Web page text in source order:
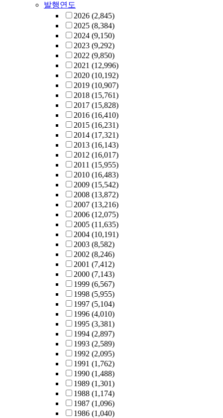
발행연도
2026 (2,845)
2025 (8,384)
2024 (9,150)
2023 (9,292)
2022 (9,850)
2021 (12,996)
2020 (10,192)
2019 (10,907)
2018 (15,761)
2017 (15,828)
2016 (16,410)
2015 (16,231)
2014 (17,321)
2013 (16,143)
2012 (16,017)
2011 (15,955)
2010 (16,483)
2009 (15,542)
2008 (13,872)
2007 (13,216)
2006 (12,075)
2005 (11,635)
2004 (10,191)
2003 (8,582)
2002 (8,246)
2001 (7,412)
2000 (7,143)
1999 (6,567)
1998 (5,955)
1997 (5,104)
1996 (4,010)
1995 (3,381)
1994 (2,897)
1993 (2,589)
1992 (2,095)
1991 (1,762)
1990 (1,488)
1989 (1,301)
1988 (1,174)
1987 (1,096)
1986 (1,040)